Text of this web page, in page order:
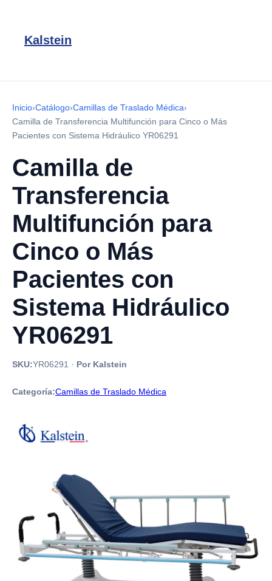
Kalstein
Inicio›Catálogo›Camillas de Traslado Médica›
Camilla de Transferencia Multifunción para Cinco o Más
Pacientes con Sistema Hidráulico YR06291
Camilla de
Transferencia
Multifunción para
Cinco o Más
Pacientes con
Sistema Hidráulico
YR06291
SKU:YR06291 · Por Kalstein
Categoría:Camillas de Traslado Médica